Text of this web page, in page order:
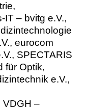
– bvitg e.V.,
eurocom
SPECTARIS
für Optik,
e.V.,
VDGH –